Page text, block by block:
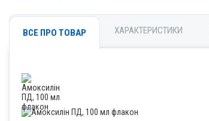
ВСЕ ПРО ТОВАР ХАРАКТЕРИСТИКИ